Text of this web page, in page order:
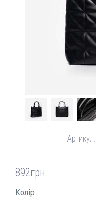
Артикул:
892грн
Колір